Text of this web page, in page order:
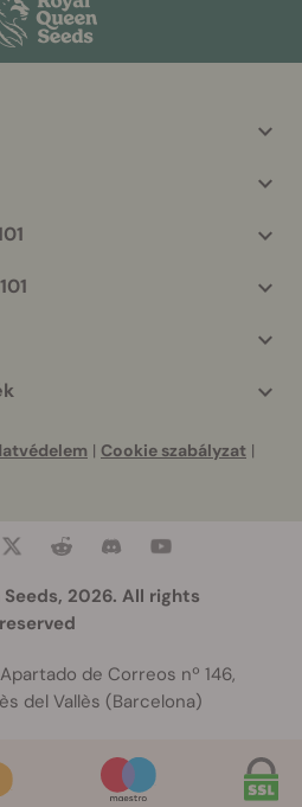
| Cookie szabályzat |
Seeds, 2026. All rights
reserved
de Correos nº 146,
del Vallès (Barcelona)